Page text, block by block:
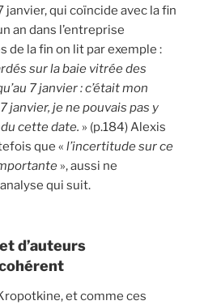
janvier, qui coïncide avec la fin
an dans l’entreprise
de la fin on lit par exemple :
sur la baie vitrée des
7 janvier : c’était mon
janvier, je ne pouvais pas y
cette date. » (p.184) Alexis
que « l’incertitude sur ce
», aussi ne
qui suit.
d’auteurs
et comme ces